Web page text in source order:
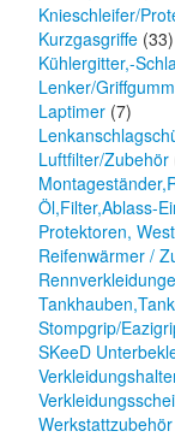
Knieschleifer/
Kurzgasgriffe (33)
Kühlergitter,-
Lenker/
Laptimer (7)
Luftfilter/Zubehör
Öl,Filter,Ablass-
Protektoren,
Reifenwärmer /
Stompgrip/
SKeeD
Werkstattzubehör